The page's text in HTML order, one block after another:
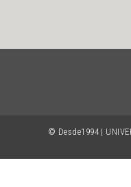
© Desde1994 |